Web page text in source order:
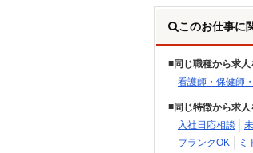
このお仕事に
同じ職種から求
看護師・保健師
同じ特徴から求
入社日応相談
ブランクOK
ミ